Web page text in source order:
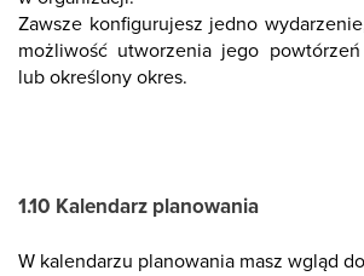
Zawsze konfigurujesz jedno
możliwość utworzenia jego
lub określony okres.
1.10 Kalendarz planowania
W kalendarzu planowania masz wgląd